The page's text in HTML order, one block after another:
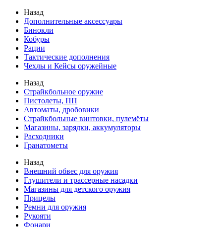
Назад
Дополнительные аксессуары
Бинокли
Кобуры
Рации
Тактические дополнения
Чехлы и Кейсы оружейные
Назад
Страйкбольное оружие
Пистолеты, ПП
Автоматы, дробовики
Страйкбольные винтовки, пулемёты
Магазины, зарядки, аккумуляторы
Расходники
Гранатометы
Назад
Внешний обвес для оружия
Глушители и трассерные насадки
Магазины для детского оружия
Прицелы
Ремни для оружия
Рукояти
Фонари